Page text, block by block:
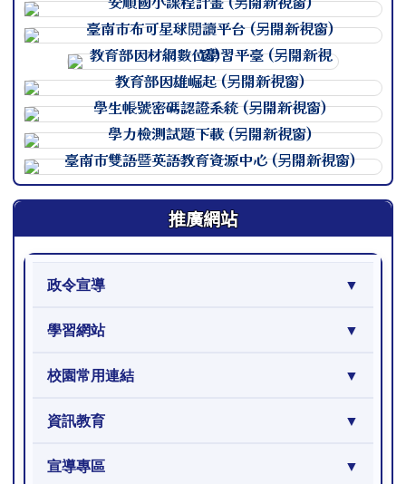
連至 http://
連至 http://
連至 http://
連至 http://
連至 http://
連至 http://
連至 http://
推廣網站
政令宣導
學習網站
校園常用連結
資訊教育
宣導專區